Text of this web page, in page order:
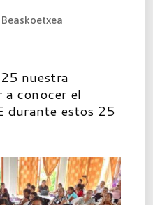
nuestra
conocer el
durante estos 25